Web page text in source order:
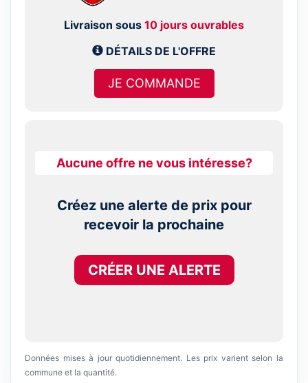
Livraison sous 10 jours ouvrables
DÉTAILS DE L'OFFRE
JE COMMANDE
Aucune offre ne vous intéresse?
Créez une alerte de prix pour
recevoir la prochaine
CRÉER UNE ALERTE
Données mises à jour quotidiennement. Les prix varient selon la
commune et la quantité.